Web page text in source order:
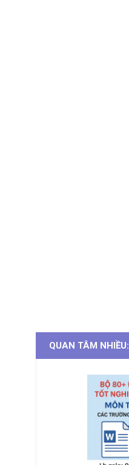
QUAN TÂM NHIỀU: